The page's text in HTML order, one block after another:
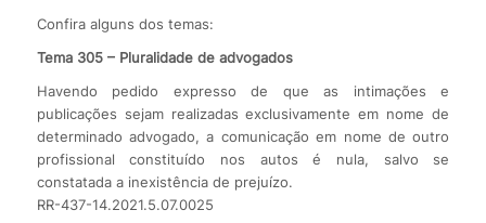
Confira alguns dos temas:
Tema 305 – Pluralidade de advogados
Havendo pedido expresso de que as intimações e
publicações sejam realizadas exclusivamente em nome de
determinado advogado, a comunicação em nome de outro
profissional constituído nos autos é nula, salvo se
constatada a inexistência de prejuízo.
RR-437-14.2021.5.07.0025